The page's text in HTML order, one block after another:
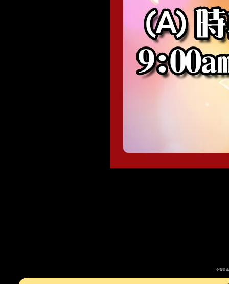
免費送